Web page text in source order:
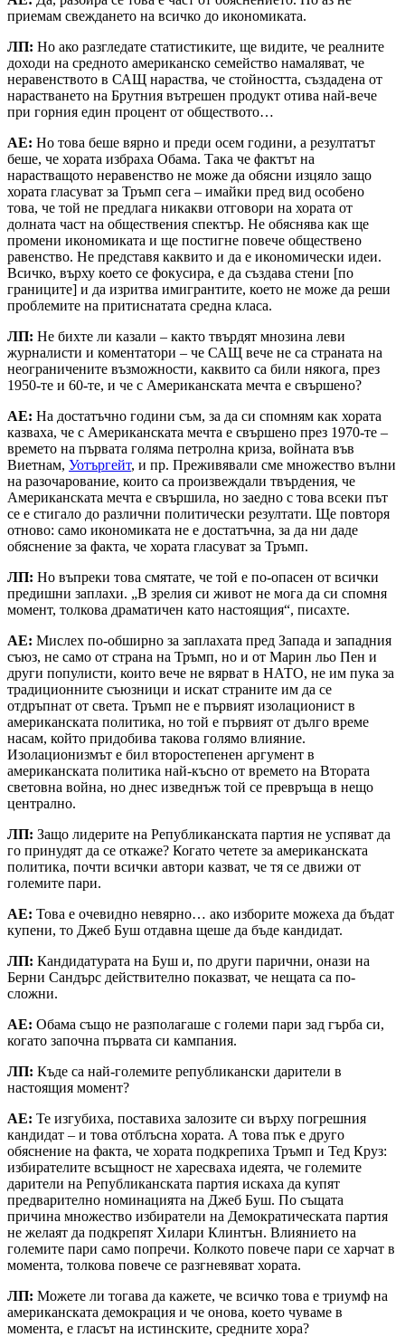
приемам свеждането на всичко до икономиката.
ЛП: Но ако разгледате статистиките, ще видите, че реалните
доходи на средното американско семейство намаляват, че
неравенството в САЩ нараства, че стойността, създадена от
нарастването на Брутния вътрешен продукт отива най-вече
при горния един процент от обществото…
АЕ: Но това беше вярно и преди осем години, а резултатът
беше, че хората избраха Обама. Така че фактът на
нарастващото неравенство не може да обясни изцяло защо
хората гласуват за Тръмп сега – имайки пред вид особено
това, че той не предлага никакви отговори на хората от
долната част на обществения спектър. Не обяснява как ще
промени икономиката и ще постигне повече обществено
равенство. Не представя каквито и да е икономически идеи.
Всичко, върху което се фокусира, е да създава стени [по
границите] и да изритва имигрантите, което не може да реши
проблемите на притиснатата средна класа.
ЛП: Не бихте ли казали – както твърдят мнозина леви
журналисти и коментатори – че САЩ вече не са страната на
неограничените възможности, каквито са били някога, през
1950-те и 60-те, и че с Американската мечта е свършено?
АЕ: На достатъчно години съм, за да си спомням как хората
казваха, че с Американската мечта е свършено през 1970-те –
времето на първата голяма петролна криза, войната във
Виетнам, Уотъргейт, и пр. Преживявали сме множество вълни
на разочарование, които са произвеждали твърдения, че
Американската мечта е свършила, но заедно с това всеки път
се е стигало до различни политически резултати. Ще повторя
отново: само икономиката не е достатъчна, за да ни даде
обяснение за факта, че хората гласуват за Тръмп.
ЛП: Но въпреки това смятате, че той е по-опасен от всички
предишни заплахи. „В зрелия си живот не мога да си спомня
момент, толкова драматичен като настоящия“, писахте.
АЕ: Мислех по-обширно за заплахата пред Запада и западния
съюз, не само от страна на Тръмп, но и от Марин льо Пен и
други популисти, които вече не вярват в НАТО, не им пука за
традиционните съюзници и искат страните им да се
отдръпнат от света. Тръмп не е първият изолационист в
американската политика, но той е първият от дълго време
насам, който придобива такова голямо влияние.
Изолационизмът е бил второстепенен аргумент в
американската политика най-късно от времето на Втората
световна война, но днес изведнъж той се превръща в нещо
централно.
ЛП: Защо лидерите на Републиканската партия не успяват да
го принудят да се откаже? Когато четете за американската
политика, почти всички автори казват, че тя се движи от
големите пари.
АЕ: Това е очевидно невярно… ако изборите можеха да бъдат
купени, то Джеб Буш отдавна щеше да бъде кандидат.
ЛП: Кандидатурата на Буш и, по други парични, онази на
Берни Сандърс действително показват, че нещата са по-
сложни.
АЕ: Обама също не разполагаше с големи пари зад гърба си,
когато започна първата си кампания.
ЛП: Къде са най-големите републикански дарители в
настоящия момент?
АЕ: Те изгубиха, поставиха залозите си върху погрешния
кандидат – и това отблъсна хората. А това пък е друго
обяснение на факта, че хората подкрепиха Тръмп и Тед Круз:
избирателите всъщност не харесваха идеята, че големите
дарители на Републиканската партия искаха да купят
предварително номинацията на Джеб Буш. По същата
причина множество избиратели на Демократическата партия
не желаят да подкрепят Хилари Клинтън. Влиянието на
големите пари само попречи. Колкото повече пари се харчат в
момента, толкова повече се разгневяват хората.
ЛП: Можете ли тогава да кажете, че всичко това е триумф на
американската демокрация и че онова, което чуваме в
момента, е гласът на истинските, средните хора?